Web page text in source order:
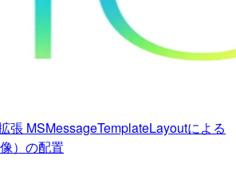
張 MSMessageTemplateLayoutによる
）の配置